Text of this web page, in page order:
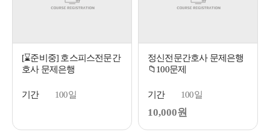
[⌛준비중] 호스피스전문간
호사 문제은행
기간 100일
정신전문간호사 문제은행
📁100문제
기간 100일
10,000원